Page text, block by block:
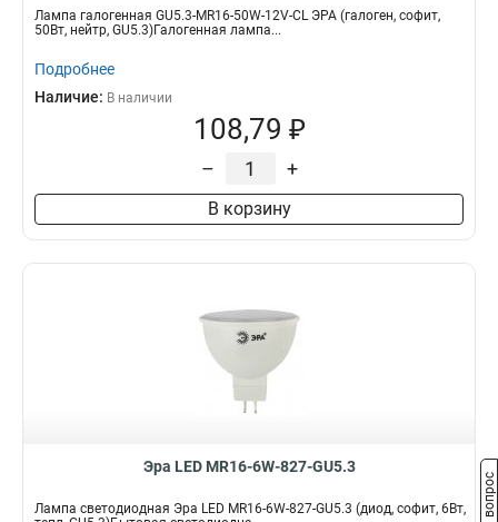
Лампа галогенная GU5.3-MR16-50W-12V-CL ЭРА (галоген, софит,
50Вт, нейтр, GU5.3)Галогенная лампа...
Подробнее
Наличие: В наличии
108,79 ₽
– +
В корзину
Эра LED MR16-6W-827-GU5.3
Лампа светодиодная Эра LED MR16-6W-827-GU5.3 (диод, софит, 6Вт,